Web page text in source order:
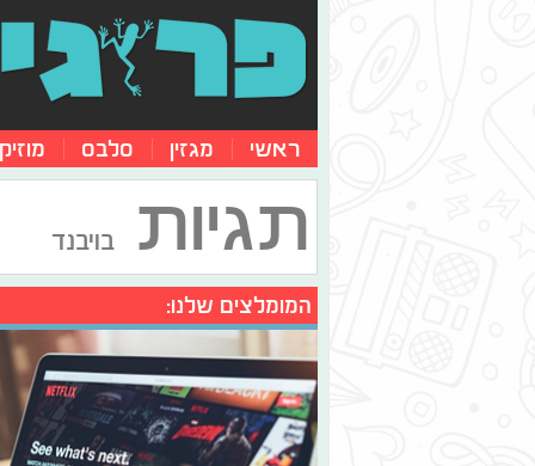
ראשי מגזין סלבס
תגיות בויבנד
המומלצים שלנו: